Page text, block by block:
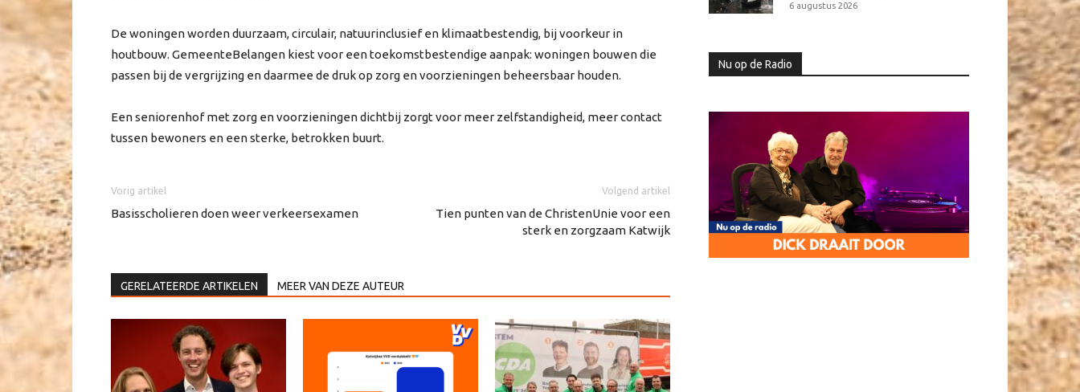
De woningen worden duurzaam, circulair, natuurinclusief en klimaatbestendig, bij voorkeur in
houtbouw. GemeenteBelangen kiest voor een toekomstbestendige aanpak: woningen bouwen die
passen bij de vergrijzing en daarmee de druk op zorg en voorzieningen beheersbaar houden.
Een seniorenhof met zorg en voorzieningen dichtbij zorgt voor meer zelfstandigheid, meer contact
tussen bewoners en een sterke, betrokken buurt.
Vorig artikel
Basisscholieren doen weer verkeersexamen
Volgend artikel
Tien punten van de ChristenUnie voor een
sterk en zorgzaam Katwijk
GERELATEERDE ARTIKELEN MEER VAN DEZE AUTEUR
6 augustus 2026
Nu op de Radio